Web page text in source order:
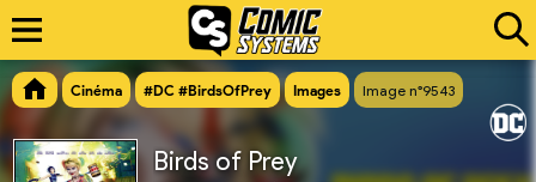
Cinéma #DC #BirdsOfPrey Images Image n°9543
Birds of Prey